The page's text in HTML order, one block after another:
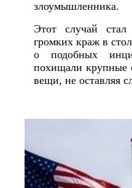
злоумышленника.
Этот случай
громких краж в
о подобных
похищали крупные
вещи, не оставляя